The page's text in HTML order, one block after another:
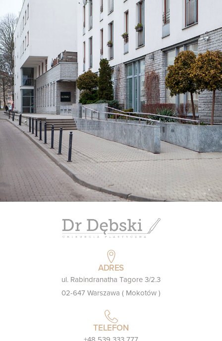
ADRES
ul. Rabindranatha Tagore 3/2.3
02-647 Warszawa ( Mokotów )
TELEFON